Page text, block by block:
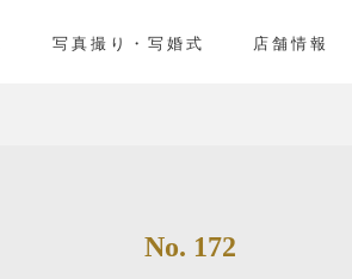
写真撮り・写婚式 店舗情報
No. 172